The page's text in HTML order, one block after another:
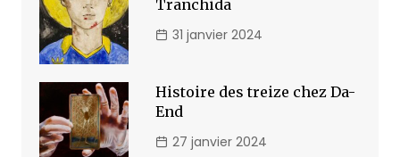
Tranchida
31 janvier 2024
Histoire des treize chez Da-
End
27 janvier 2024